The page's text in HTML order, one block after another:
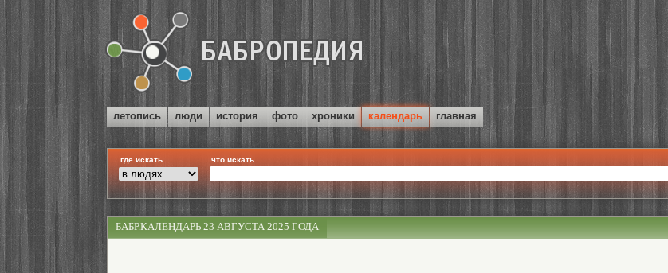
летопись люди история фото хроники календарь главная
где искать что искать
БАБР.КАЛЕНДАРЬ 23 АВГУСТА 2025 ГОДА